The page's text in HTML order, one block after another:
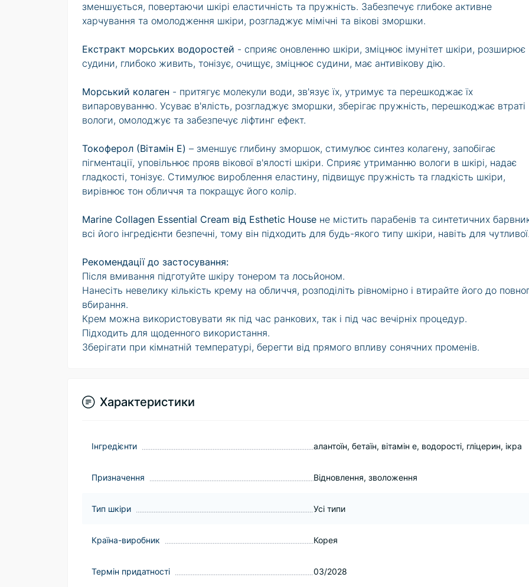
зменшується, повертаючи шкірі еластичність та пружність. Забезпечує глибоке активне
харчування та омолодження шкіри, розгладжує мімічні та вікові зморшки.
Екстракт морських водоростей - сприяє оновленню шкіри, зміцнює імунітет шкіри, розширює
судини, глибоко живить, тонізує, очищує, зміцнює судини, має антивікову дію.
Морський колаген - притягує молекули води, зв'язує їх, утримує та перешкоджає їх
випаровуванню. Усуває в'ялість, розгладжує зморшки, зберігає пружність, перешкоджає втраті
вологи, омолоджує та забезпечує ліфтинг ефект.
Токоферол (Вітамін E) – зменшує глибину зморшок, стимулює синтез колагену, запобігає
пігментації, уповільнює прояв вікової в'ялості шкіри. Сприяє утриманню вологи в шкірі, надає
гладкості, тонізує. Стимулює вироблення еластину, підвищує пружність та гладкість шкіри,
вирівнює тон обличчя та покращує його колір.
Marine Collagen Essential Cream від Esthetic House не містить парабенів та синтетичних
всі його інгредієнти безпечні, тому він підходить для будь-якого типу шкіри, навіть для
Рекомендації до застосування:
Після вмивання підготуйте шкіру тонером та лосьйоном.
Нанесіть невелику кількість крему на обличчя, розподіліть рівномірно і втирайте його до
вбирання.
Крем можна використовувати як під час ранкових, так і під час вечірніх процедур.
Підходить для щоденного використання.
Зберігати при кімнатній температурі, берегти від прямого впливу сонячних променів.
Характеристики
Інгредієнти алантоїн, бетаїн, вітамін e, водорості, гліцерин, ікра
Призначення Відновлення, зволоження
Тип шкіри Усі типи
Країна-виробник Корея
Термін придатності 03/2028